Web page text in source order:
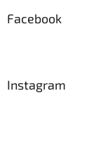
Facebook
Instagram